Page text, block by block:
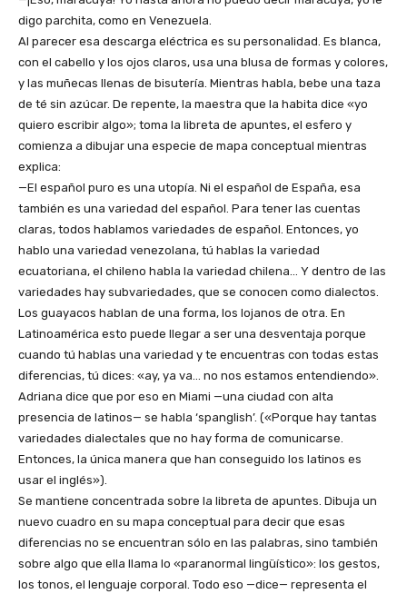
digo parchita, como en Venezuela.
Al parecer esa descarga eléctrica es su personalidad. Es blanca,
con el cabello y los ojos claros, usa una blusa de formas y colores,
y las muñecas llenas de bisutería. Mientras habla, bebe una taza
de té sin azúcar. De repente, la maestra que la habita dice «yo
quiero escribir algo»; toma la libreta de apuntes, el esfero y
comienza a dibujar una especie de mapa conceptual mientras
explica:
—El español puro es una utopía. Ni el español de España, esa
también es una variedad del español. Para tener las cuentas
claras, todos hablamos variedades de español. Entonces, yo
hablo una variedad venezolana, tú hablas la variedad
ecuatoriana, el chileno habla la variedad chilena… Y dentro de las
variedades hay subvariedades, que se conocen como dialectos.
Los guayacos hablan de una forma, los lojanos de otra. En
Latinoamérica esto puede llegar a ser una desventaja porque
cuando tú hablas una variedad y te encuentras con todas estas
diferencias, tú dices: «ay, ya va… no nos estamos entendiendo».
Adriana dice que por eso en Miami —una ciudad con alta
presencia de latinos— se habla ‘spanglish’. («Porque hay tantas
variedades dialectales que no hay forma de comunicarse.
Entonces, la única manera que han conseguido los latinos es
usar el inglés»).
Se mantiene concentrada sobre la libreta de apuntes. Dibuja un
nuevo cuadro en su mapa conceptual para decir que esas
diferencias no se encuentran sólo en las palabras, sino también
sobre algo que ella llama lo «paranormal lingüístico»: los gestos,
los tonos, el lenguaje corporal. Todo eso —dice— representa el